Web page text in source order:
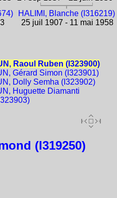
HALIMI, Blanche (I316219)
25 juil 1907 - 11 mai 1958
Raoul Ruben (I323900)
Gérard Simon (I323901)
Dolly Semha (I323902)
Huguette Diamanti
(I319250)